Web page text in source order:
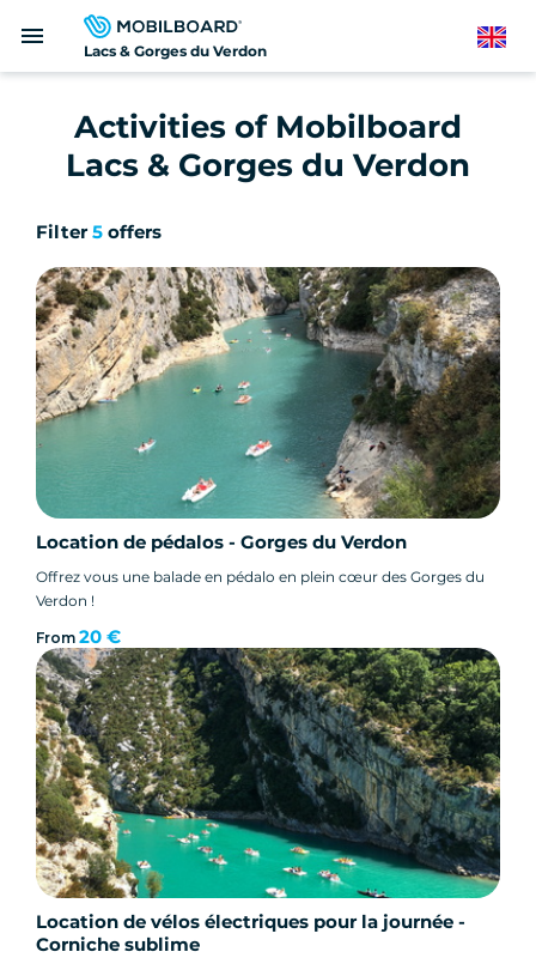
Lacs & Gorges du Verdon
menu English
Activities of Mobilboard
Lacs & Gorges du Verdon
Filter5 offers
Location de pédalos - Gorges du Verdon
Offrez vous une balade en pédalo en plein cœur des Gorges du
Verdon !
From 20 €
Location de vélos électriques pour la journée -
Corniche sublime